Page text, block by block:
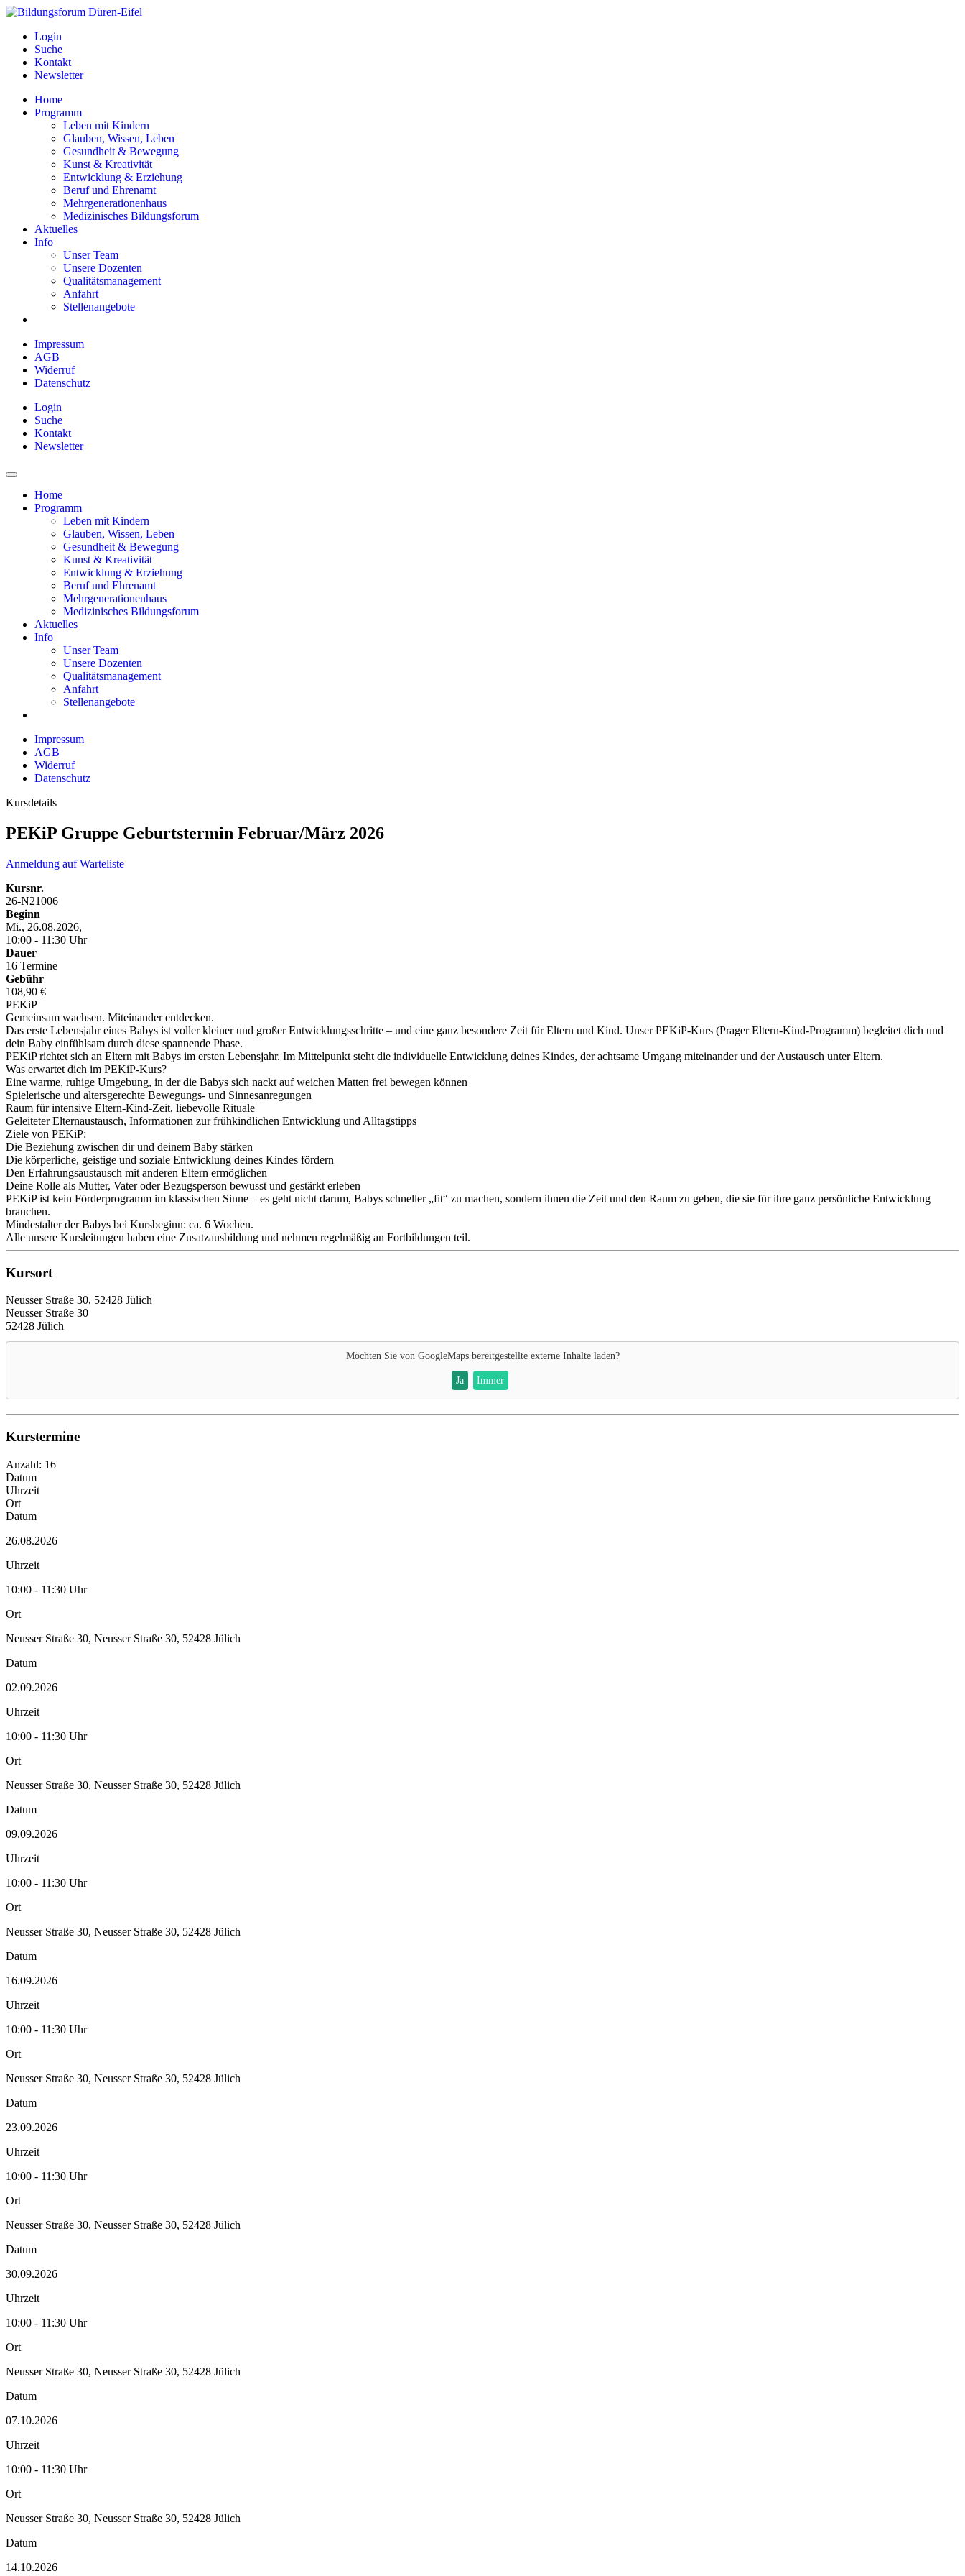
Login
Suche
Kontakt
Newsletter
Home
Programm
Leben mit Kindern
Glauben, Wissen, Leben
Gesundheit & Bewegung
Kunst & Kreativität
Entwicklung & Erziehung
Beruf und Ehrenamt
Mehrgenerationenhaus
Medizinisches Bildungsforum
Aktuelles
Info
Unser Team
Unsere Dozenten
Qualitätsmanagement
Anfahrt
Stellenangebote
Impressum
AGB
Widerruf
Datenschutz
Login
Suche
Kontakt
Newsletter
Home
Programm
Leben mit Kindern
Glauben, Wissen, Leben
Gesundheit & Bewegung
Kunst & Kreativität
Entwicklung & Erziehung
Beruf und Ehrenamt
Mehrgenerationenhaus
Medizinisches Bildungsforum
Aktuelles
Info
Unser Team
Unsere Dozenten
Qualitätsmanagement
Anfahrt
Stellenangebote
Impressum
AGB
Widerruf
Datenschutz
Kursdetails
PEKiP Gruppe Geburtstermin Februar/März 2026
Anmeldung auf Warteliste
Kursnr.
26-N21006
Beginn
Mi., 26.08.2026,
10:00 - 11:30 Uhr
Dauer
16 Termine
Gebühr
108,90 €
PEKiP
Gemeinsam wachsen. Miteinander entdecken.
Das erste Lebensjahr eines Babys ist voller kleiner und großer Entwicklungsschritte – und eine ganz besondere Zeit für Eltern und Kind. Unser PEKiP-Kurs (Prager Eltern-Kind-Programm) begleitet dich und
dein Baby einfühlsam durch diese spannende Phase.
PEKiP richtet sich an Eltern mit Babys im ersten Lebensjahr. Im Mittelpunkt steht die individuelle Entwicklung deines Kindes, der achtsame Umgang miteinander und der Austausch unter Eltern.
Was erwartet dich im PEKiP-Kurs?
Eine warme, ruhige Umgebung, in der die Babys sich nackt auf weichen Matten frei bewegen können
Spielerische und altersgerechte Bewegungs- und Sinnesanregungen
Raum für intensive Eltern-Kind-Zeit, liebevolle Rituale
Geleiteter Elternaustausch, Informationen zur frühkindlichen Entwicklung und Alltagstipps
Ziele von PEKiP:
Die Beziehung zwischen dir und deinem Baby stärken
Die körperliche, geistige und soziale Entwicklung deines Kindes fördern
Den Erfahrungsaustausch mit anderen Eltern ermöglichen
Deine Rolle als Mutter, Vater oder Bezugsperson bewusst und gestärkt erleben
PEKiP ist kein Förderprogramm im klassischen Sinne – es geht nicht darum, Babys schneller „fit“ zu machen, sondern ihnen die Zeit und den Raum zu geben, die sie für ihre ganz persönliche Entwicklung
brauchen.
Mindestalter der Babys bei Kursbeginn: ca. 6 Wochen.
Alle unsere Kursleitungen haben eine Zusatzausbildung und nehmen regelmäßig an Fortbildungen teil.
Kursort
Neusser Straße 30, 52428 Jülich
Neusser Straße 30
52428 Jülich
Möchten Sie von GoogleMapsbereitgestellte externe Inhalte laden?
Ja Immer
Kurstermine
Anzahl: 16
Datum
Uhrzeit
Ort
Datum
26.08.2026
Uhrzeit
10:00 - 11:30 Uhr
Ort
Neusser Straße 30, Neusser Straße 30, 52428 Jülich
Datum
02.09.2026
Uhrzeit
10:00 - 11:30 Uhr
Ort
Neusser Straße 30, Neusser Straße 30, 52428 Jülich
Datum
09.09.2026
Uhrzeit
10:00 - 11:30 Uhr
Ort
Neusser Straße 30, Neusser Straße 30, 52428 Jülich
Datum
16.09.2026
Uhrzeit
10:00 - 11:30 Uhr
Ort
Neusser Straße 30, Neusser Straße 30, 52428 Jülich
Datum
23.09.2026
Uhrzeit
10:00 - 11:30 Uhr
Ort
Neusser Straße 30, Neusser Straße 30, 52428 Jülich
Datum
30.09.2026
Uhrzeit
10:00 - 11:30 Uhr
Ort
Neusser Straße 30, Neusser Straße 30, 52428 Jülich
Datum
07.10.2026
Uhrzeit
10:00 - 11:30 Uhr
Ort
Neusser Straße 30, Neusser Straße 30, 52428 Jülich
Datum
14.10.2026